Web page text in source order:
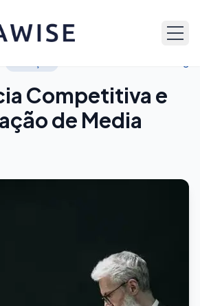
Competitiva e
de Media